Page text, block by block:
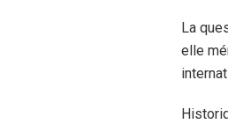
La
elle